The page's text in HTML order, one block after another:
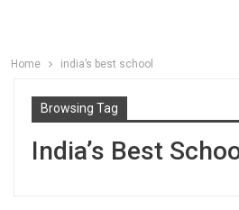
Home india’s best school
Browsing Tag
India’s Best